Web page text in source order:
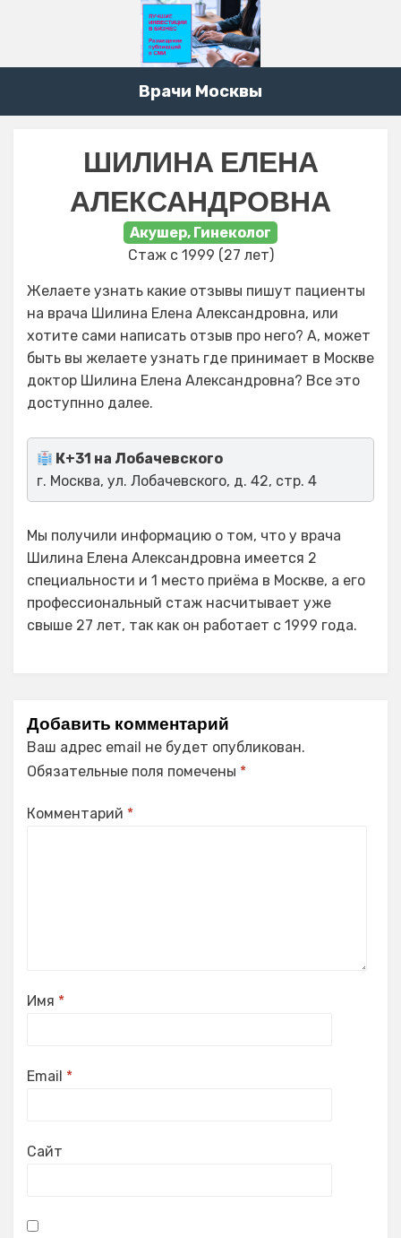
Врачи Москвы
ШИЛИНА ЕЛЕНА
АЛЕКСАНДРОВНА
Акушер, Гинеколог
Стаж с 1999 (27 лет)
Желаете узнать какие отзывы пишут пациенты
на врача Шилина Елена Александровна, или
хотите сами написать отзыв про него? А, может
быть вы желаете узнать где принимает в Москве
доктор Шилина Елена Александровна? Все это
доступнно далее.
К+31 на Лобачевского
г. Москва, ул. Лобачевского, д. 42, стр. 4
Мы получили информацию о том, что у врача
Шилина Елена Александровна имеется 2
специальности и 1 место приёма в Москве, а его
профессиональный стаж насчитывает уже
свыше 27 лет, так как он работает с 1999 года.
Добавить комментарий
Ваш адрес email не будет опубликован.
Обязательные поля помечены *
Комментарий *
Имя *
Email *
Сайт